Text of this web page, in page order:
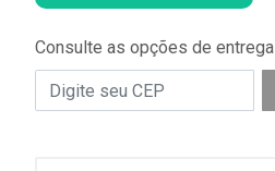
Consulte as opções de entrega